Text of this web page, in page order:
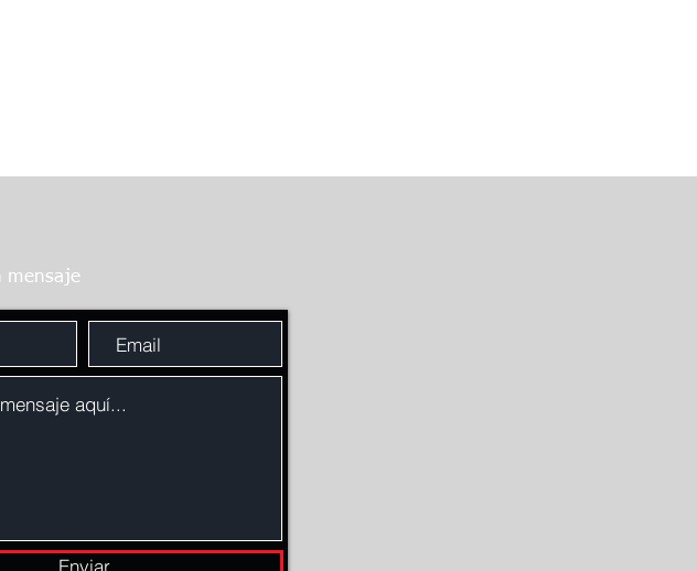
mensaje
Enviar